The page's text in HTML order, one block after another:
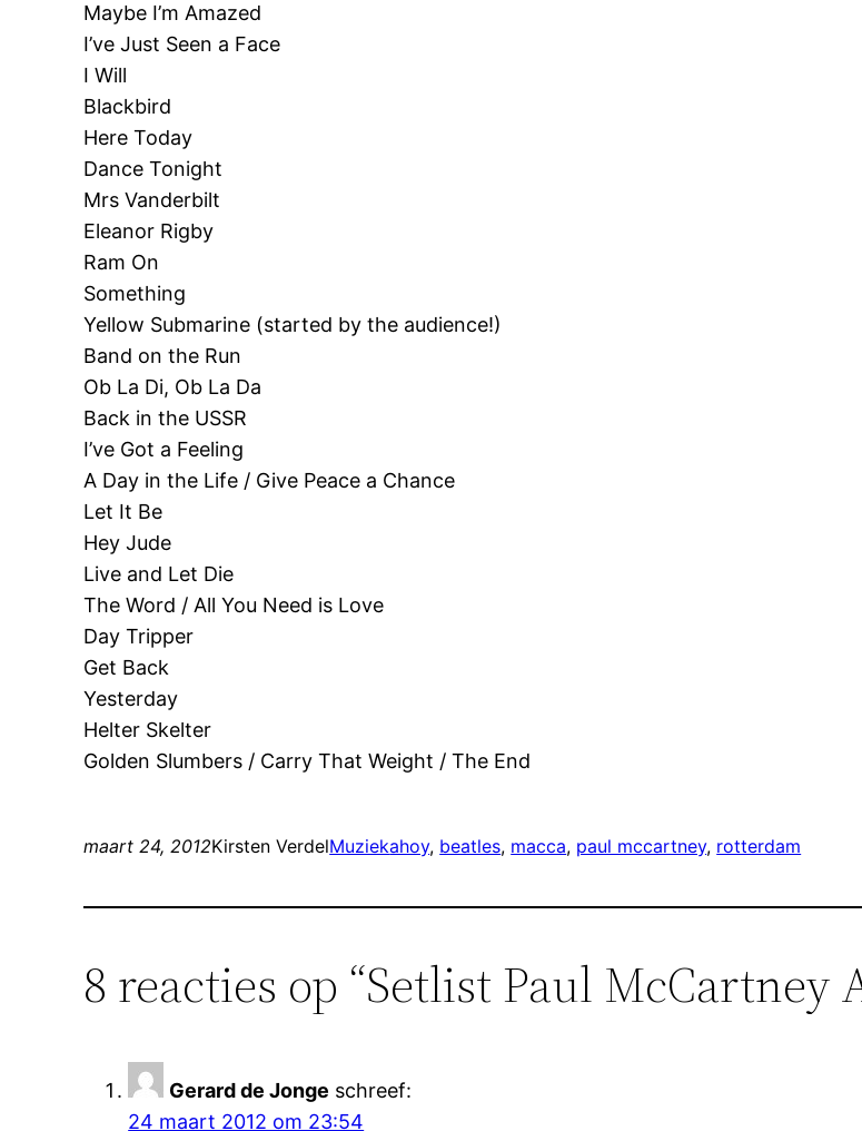
Maybe I’m Amazed
I’ve Just Seen a Face
I Will
Blackbird
Here Today
Dance Tonight
Mrs Vanderbilt
Eleanor Rigby
Ram On
Something
Yellow Submarine (started by the audience!)
Band on the Run
Ob La Di, Ob La Da
Back in the USSR
I’ve Got a Feeling
A Day in the Life / Give Peace a Chance
Let It Be
Hey Jude
Live and Let Die
The Word / All You Need is Love
Day Tripper
Get Back
Yesterday
Helter Skelter
Golden Slumbers / Carry That Weight / The End
maart 24, 2012Kirsten VerdelMuziekahoy, beatles, macca, paul mccartney, rotterdam
8 reacties op “Setlist Paul McCartney
Gerard de Jonge schreef:
24 maart 2012 om 23:54